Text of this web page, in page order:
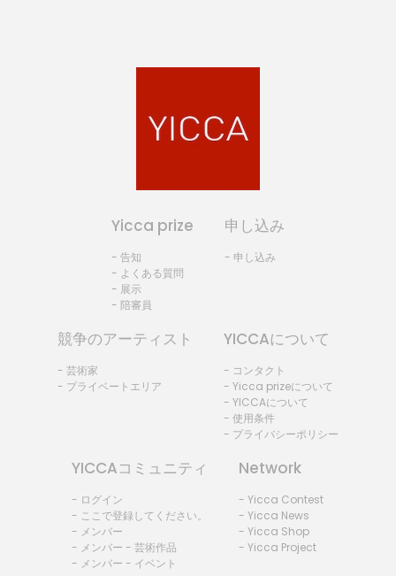
Yicca prize
- 告知
- よくある質問
- 展示
- 陪審員
申し込み
- 申し込み
競争のアーティスト
- 芸術家
- プライベートエリア
YICCAについて
- コンタクト
- Yicca prizeについて
- YICCAについて
- 使用条件
- プライバシーポリシー
YICCAコミュニティ
- ログイン
- ここで登録してください。
- メンバー
- メンバー - 芸術作品
- メンバー - イベント
Network
- Yicca Contest
- Yicca News
- Yicca Shop
- Yicca Project